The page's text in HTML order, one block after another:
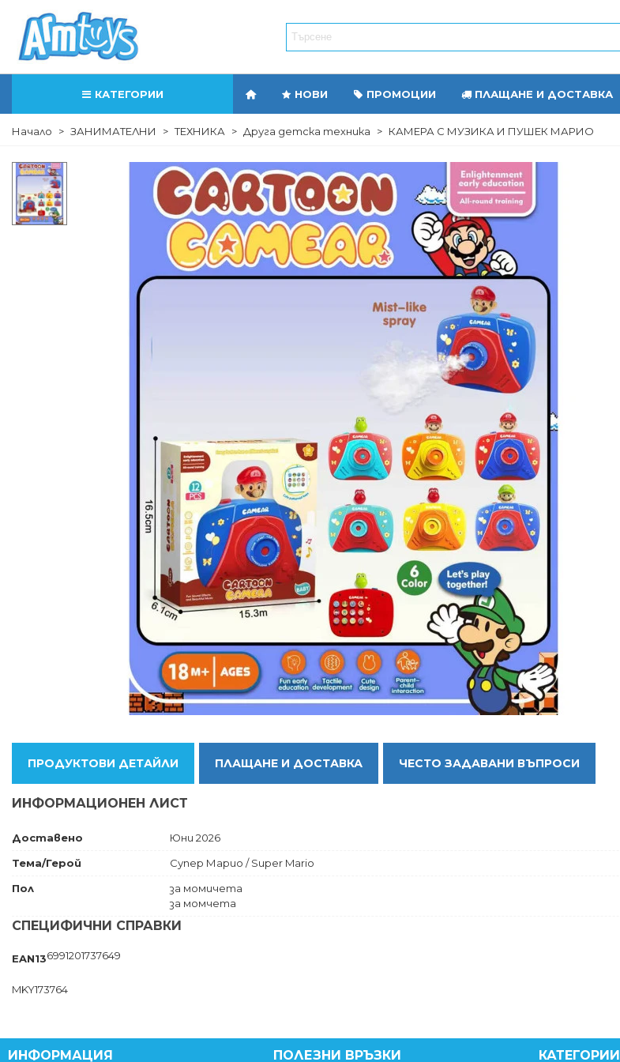
КАТЕГОРИИ НОВИ ПРОМОЦИИ ПЛАЩАНЕ И ДОСТАВКА
Начало > ЗАНИМАТЕЛНИ > ТЕХНИКА > Друга детска техника > КАМЕРА С МУЗИКА И ПУШЕК МАРИО
ПРОДУКТОВИ ДЕТАЙЛИ ПЛАЩАНЕ И ДОСТАВКА ЧЕСТО ЗАДАВАНИ ВЪПРОСИ
ИНФОРМАЦИОНЕН ЛИСТ
Доставено
Юни 2026
Тема/Герой
Супер Марио / Super Mario
Пол
за момичета
за момчета
СПЕЦИФИЧНИ СПРАВКИ
EAN136991201737649
MKY173764
ИНФОРМАЦИЯ ПОЛЕЗНИ ВРЪЗКИ КАТЕГОРИИ